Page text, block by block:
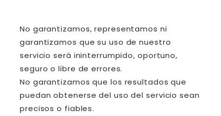
No garantizamos, representamos ni
garantizamos que su uso de nuestro
servicio será ininterrumpido, oportuno,
seguro o libre de errores.
No garantizamos que los resultados que
puedan obtenerse del uso del servicio sean
precisos o fiables.